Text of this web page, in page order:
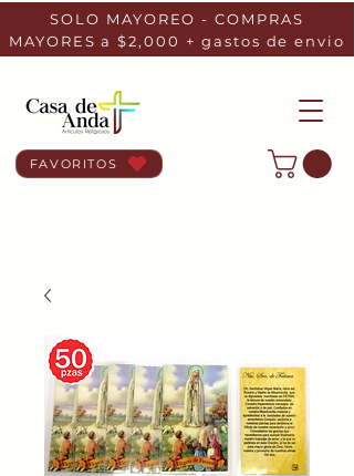
SOLO MAYOREO - COMPRAS
MAYORES a $2,000 + gastos de envio
FAVORITOS